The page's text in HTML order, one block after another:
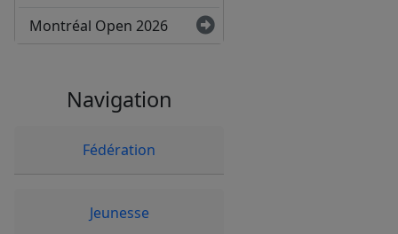
Montréal Open 2026
Navigation
Fédération
Jeunesse